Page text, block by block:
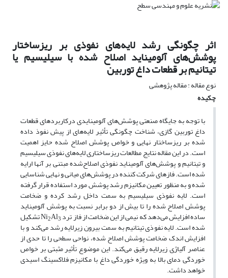
اثر چگونگی رشد لایه‌های نفوذی بر ریزساختار
پوشش‌های آلومیناید اصلاح شده با سیلیسیم یا
تیتانیم بر قطعات داغ توربین
نوع مقاله : مقاله پژوهشی
چکیده
با توجه به جایگاه صنعتی پوشش‌های آلومینایدی درکاربردهای قطعات
داغ توربین گازی، شناخت چگونگی تأثیر لایه‌های از پیش‌ نفوذ داده
شده بر ریزساختار نهایی و خواص پوشش اصلاح شده حایز اهمیت
است. در این مقاله نتایج مطالعات ریزساختاری لایه‌های نفوذی سیلیسیم
و تیتانیم و پوشش‌های آلومیناید نفوذی اصلاح‌شده مبتنی بر آنها ارایه
شده است. فازهای شرکت کننده در پوشش‌های میانی و نهایی شناسایی
شده و به منظور تعیین مکانیزم رشد پوشش مورد استفاده قرار گرفته
است. لایه نفوذی سیلیسیم به سمت داخل رشد کرده و ضخامت
پوشش اصلاح شده را تا بیش از دو برابر نسبت به پوشش آلومیناید
ساده افزایش می‌دهد که نیمی از این ضخامت از فاز ترد Ni 2Al3 تشکیل
شده است. لایه نفوذی تیتانیم به سمت بیرون زیرلایه رشد می‌کند و با
افزایش اندک ضخامت پوشش اصلاح شده، نواحی سطحی را تا حدی از
عناصر آلیاژی زیرلایه رقیق‌ می‌کند. این موضوع تأثیر مثبتی بر خواص
خوردگی دمای بالا به ویژه خوردگی داغ با مکانیزم فلاکسینگ اسیدی
خواهد داشت.